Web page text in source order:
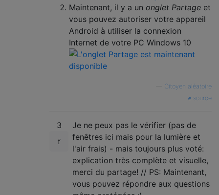
Maintenant, il y a un onglet Partage et
vous pouvez autoriser votre appareil
Android à utiliser la connexion
Internet de votre PC Windows 10
Citoyen aléatoire
source
3
Je ne peux pas le vérifier (pas de
fenêtres ici mais pour la lumière et
l'air frais) - mais toujours plus voté:
explication très complète et visuelle,
merci du partage! // PS: Maintenant,
vous pouvez répondre aux questions